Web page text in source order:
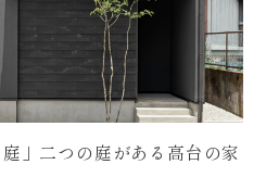
」二つの庭がある高台の家